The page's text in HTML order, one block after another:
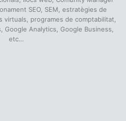
SEO, SEM, estratègies de
virtuals, programes de comptabilitat,
Google Analytics, Google Business,
etc…